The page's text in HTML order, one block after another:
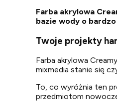
Farba akrylowa
bazie wody o
Twoje projekty
Farba akrylowa
mixmedia stanie się
To, co wyróżnia ten
przedmiotom